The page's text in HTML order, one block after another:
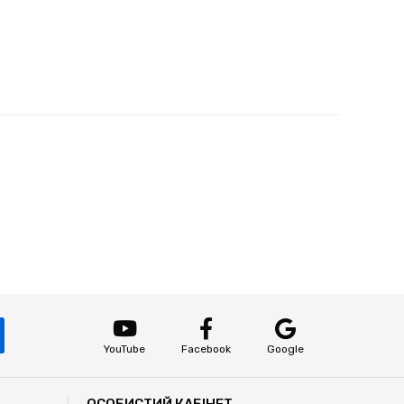
YouTube
Facebook Google